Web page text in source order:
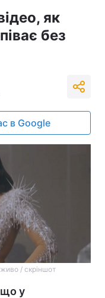
як
без
в Google
/ скріншот